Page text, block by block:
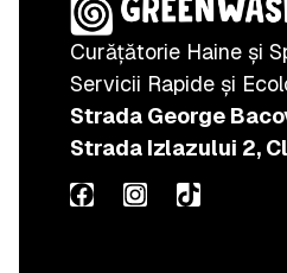
Curățătorie Haine și
Servicii Rapide și
Strada George
Strada Izlazului 2,